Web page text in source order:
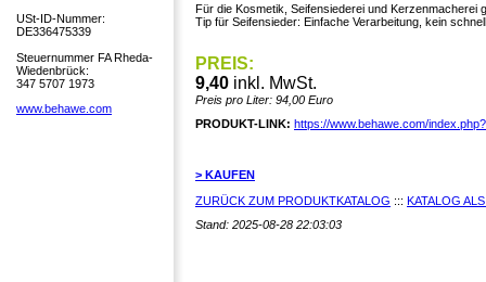
USt-ID-Nummer:
DE336475339
Steuernummer FA Rheda-
Wiedenbrück:
347 5707 1973
www.behawe.com
Für die Kosmetik, Seifensiederei und Kerzenmacherei
Tip für Seifensieder: Einfache Verarbeitung, kein
PREIS:
9,40 inkl. MwSt.
Preis pro Liter: 94,00 Euro
PRODUKT-LINK: https://www.behawe.com/
> KAUFEN
ZURÜCK ZUM PRODUKTKATALOG ::: KATALOG
Stand: 2025-08-28 22:03:03